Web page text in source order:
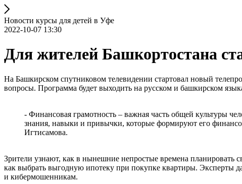
Новости курсы для детей в Уфе
2022-10-07 13:30
Для жителей Башкортостана
На Башкирском спутниковом телевидении стартовал новый
вопросы. Программа будет выходить на русском и башкирском
- Финансовая грамотность – важная часть общей культуры
знания, навыки и привычки, которые формируют его
Игтисамова.
Зрители узнают, как в нынешние непростые времена планировать
как выбрать выгодную ипотеку при покупке квартиры. Эксперты
и кибермошенникам.